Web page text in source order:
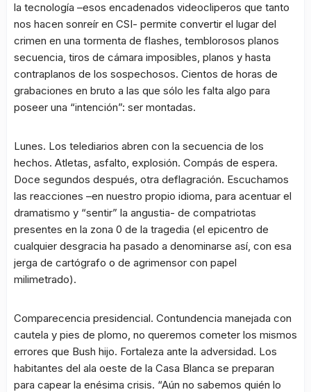
la tecnología –esos encadenados videocliperos que tanto
nos hacen sonreír en CSI- permite convertir el lugar del
crimen en una tormenta de flashes, temblorosos planos
secuencia, tiros de cámara imposibles, planos y hasta
contraplanos de los sospechosos. Cientos de horas de
grabaciones en bruto a las que sólo les falta algo para
poseer una “intención”: ser montadas.
Lunes. Los telediarios abren con la secuencia de los
hechos. Atletas, asfalto, explosión. Compás de espera.
Doce segundos después, otra deflagración. Escuchamos
las reacciones –en nuestro propio idioma, para acentuar el
dramatismo y “sentir” la angustia- de compatriotas
presentes en la zona 0 de la tragedia (el epicentro de
cualquier desgracia ha pasado a denominarse así, con esa
jerga de cartógrafo o de agrimensor con papel
milimetrado).
Comparecencia presidencial. Contundencia manejada con
cautela y pies de plomo, no queremos cometer los mismos
errores que Bush hijo. Fortaleza ante la adversidad. Los
habitantes del ala oeste de la Casa Blanca se preparan
para capear la enésima crisis. “Aún no sabemos quién lo